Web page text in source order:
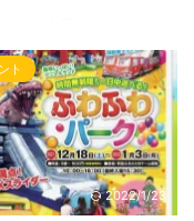
の時間となりました。 今
昨日のLOVE MY TOWNの
録を観るために 秋田市の
BILLION HOUSE（ビリオ
ウス）さんに伺ってきまし
ンターテイメントを届
顔を増やしたい！ という
始まった LOVE MY TOWN
ト
2022/1/23